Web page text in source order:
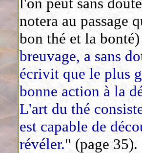
notera au passage
bon thé et la
breuvage, a sans
écrivit que le plus
bonne action à la
L'art du thé
est capable de
révéler." (page 35).